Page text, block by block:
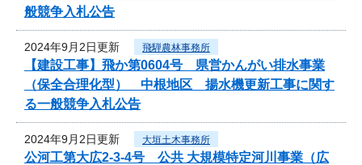
般競争入札公告
2024年9月2日更新 飛騨農林事務所
【建設工事】飛か第0604号 県営かんがい排水事業
（保全合理化型） 中根地区 揚水機更新工事に関す
る一般競争入札公告
2024年9月2日更新 大垣土木事務所
公河工第大広2-3-4号 公共 大規模特定河川事業（広